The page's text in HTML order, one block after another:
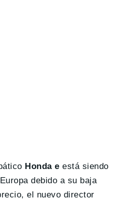
Honda e está siendo
debido a su baja
el nuevo director